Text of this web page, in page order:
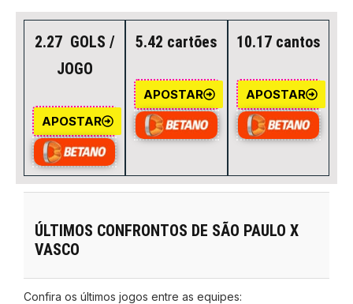
2.27 GOLS /
JOGO
APOSTAR
5.42 cartões
APOSTAR
10.17 cantos
APOSTAR
ÚLTIMOS CONFRONTOS DE SÃO PAULO X
VASCO
Confira os últimos jogos entre as equipes: